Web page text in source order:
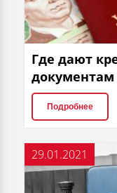
Где дают
документам
Подробнее
29.01.2021